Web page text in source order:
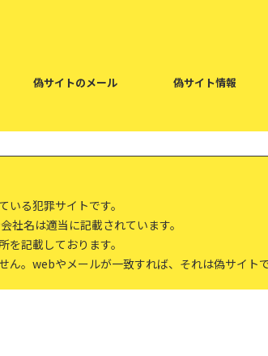
偽サイトのメール 偽サイト情報
る犯罪サイトです。
社名は適当に記載されています。
記載しております。
ん。webやメールが一致すれば、それは偽サイトで